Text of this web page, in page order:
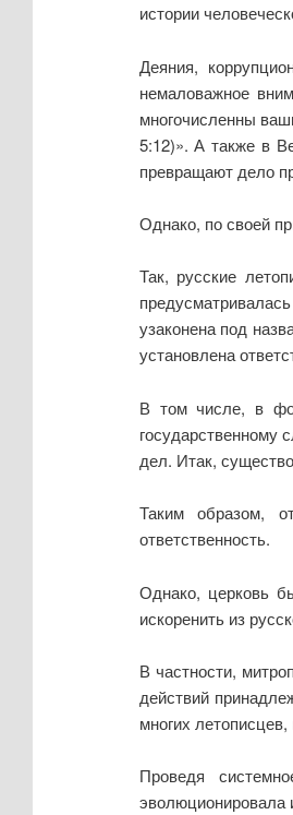
истории
Деяния,
немаловажное
многочисленны
5:12)». А также в
превращают дело
Однако, по своей
Так, русские
узаконена под
установлена
В том числе, в
дел. Итак,
Таким образом,
ответственность.
Однако, церковь
искоренить из
В частности,
действий
многих
Проведя
эволюционировала